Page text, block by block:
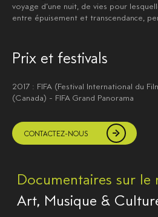
voyage d’une nuit, de vies pour
entre épuisement et transcendance,
Prix et festivals
2017 : FIFA (Festival International du
(Canada) - FIFA Grand Panorama
CONTACTEZ-NOUS
Documentaires sur le
Art, Musique &